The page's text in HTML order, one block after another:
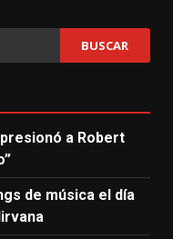
a Robert
de música el día